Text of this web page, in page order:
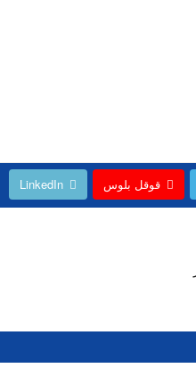
قوقل بلوس LinkedIn